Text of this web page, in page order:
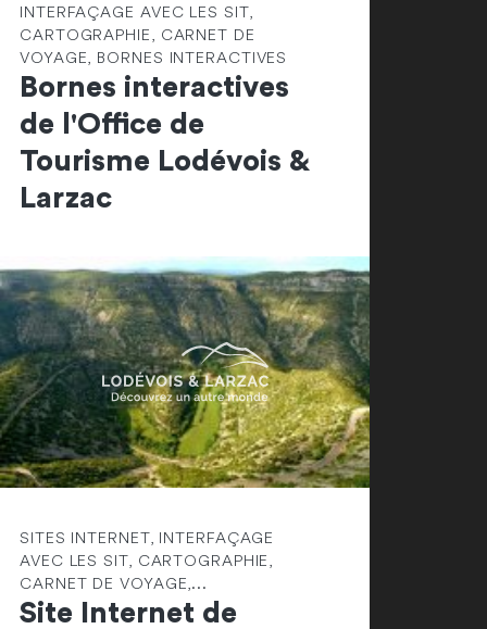
INTERFAÇAGE AVEC LES SIT,
CARTOGRAPHIE, CARNET DE
VOYAGE, BORNES INTERACTIVES
Bornes interactives
de l'Office de
Tourisme Lodévois &
Larzac
SITES INTERNET, INTERFAÇAGE
AVEC LES SIT, CARTOGRAPHIE,
CARNET DE VOYAGE,...
Site Internet de